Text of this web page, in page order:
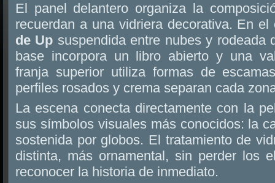
El panel delantero organiza la
recuerdan a una vidriera decorativa. En
de Up suspendida entre nubes y rodeada
base incorpora un libro abierto y una
franja superior utiliza formas de
perfiles rosados y crema separan cada
La escena conecta directamente con la
sus símbolos visuales más conocidos: la
sostenida por globos. El tratamiento de
distinta, más ornamental, sin perder los
reconocer la historia de inmediato.